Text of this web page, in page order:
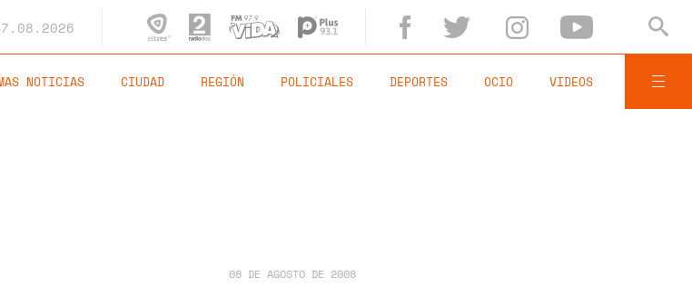
NOTICIAS CIUDAD REGIÓN POLICIALES DEPORTES OCIO VIDEOS
08 DE AGOSTO DE 2008